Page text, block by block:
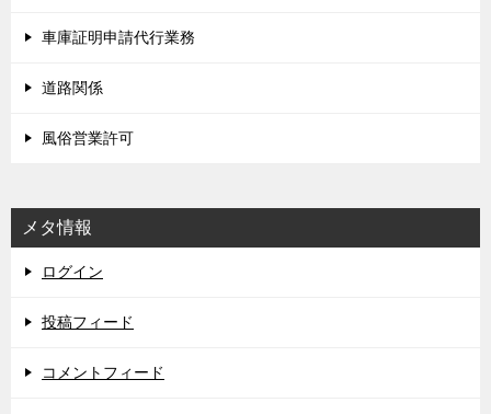
車庫証明申請代行業務
道路関係
風俗営業許可
メタ情報
ログイン
投稿フィード
コメントフィード